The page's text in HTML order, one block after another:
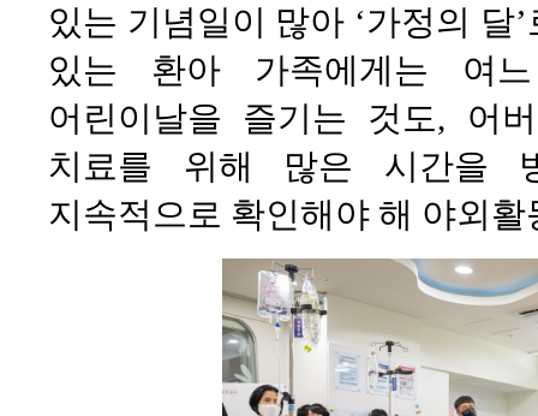
있는 기념일이 많아 ‘가정의 달
있는 환아 가족에게는 여
어린이날을 즐기는 것도, 어
치료를 위해 많은 시간을
지속적으로 확인해야 해 야외